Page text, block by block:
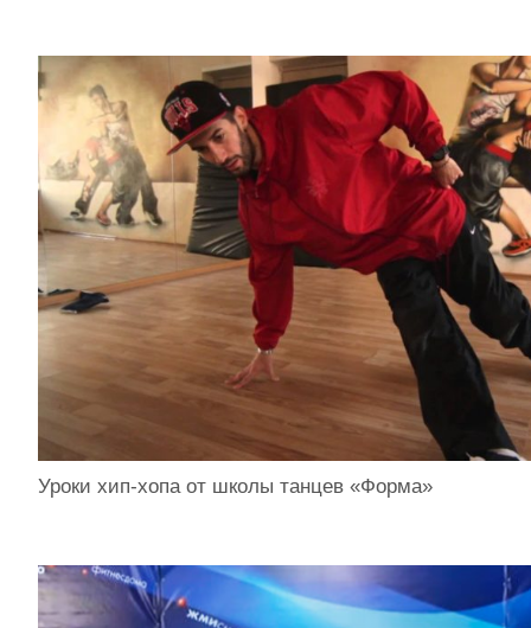
Уроки хип-хопа от школы танцев «Форма»